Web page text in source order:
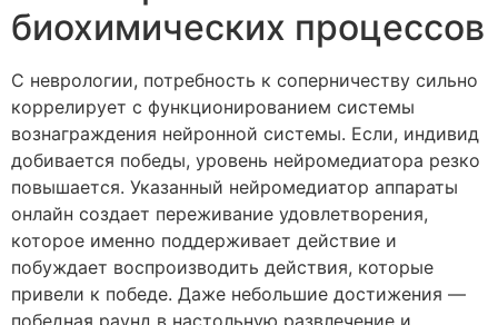
биохимических процессов
С неврологии, потребность к соперничеству сильно
коррелирует с функционированием системы
вознаграждения нейронной системы. Если, индивид
добивается победы, уровень нейромедиатора резко
повышается. Указанный нейромедиатор аппараты
онлайн создает переживание удовлетворения,
которое именно поддерживает действие и
побуждает воспроизводить действия, которые
привели к победе. Даже небольшие достижения —
победная раунд в настольную развлечение и